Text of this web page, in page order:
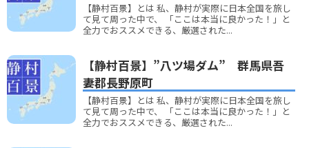
【静村百景】とは 私、静村が実際に日本全国を旅し
て見て周った中で、 「ここは本当に良かった！」と
全力でおススメできる、厳選された...
【静村百景】”八ツ場ダム” 群馬県吾
妻郡長野原町
【静村百景】とは 私、静村が実際に日本全国を旅し
て見て周った中で、 「ここは本当に良かった！」と
全力でおススメできる、厳選された...